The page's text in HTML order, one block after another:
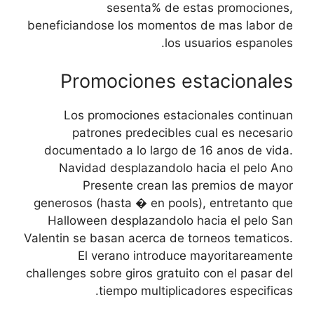
sesenta% de estas promociones,
beneficiandose los momentos de mas labor de
los usuarios espanoles.
Promociones estacionales
Los promociones estacionales continuan
patrones predecibles cual es necesario
documentado a lo largo de 16 anos de vida.
Navidad desplazandolo hacia el pelo Ano
Presente crean las premios de mayor
generosos (hasta � en pools), entretanto que
Halloween desplazandolo hacia el pelo San
Valentin se basan acerca de torneos tematicos.
El verano introduce mayoritareamente
challenges sobre giros gratuito con el pasar del
tiempo multiplicadores especificas.